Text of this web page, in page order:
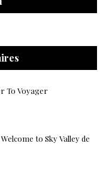
To Voyager
to Sky Valley de